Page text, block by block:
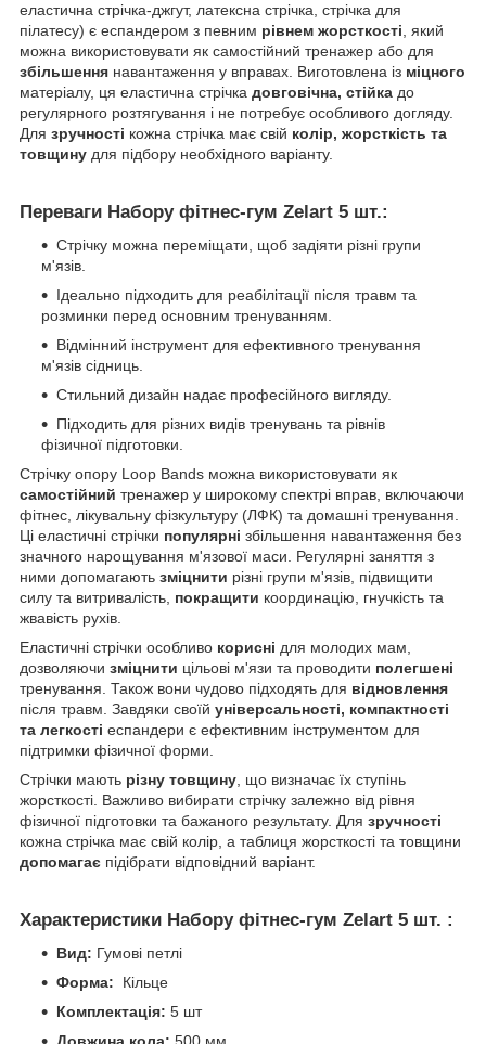
еластична стрічка-джгут, латексна стрічка, стрічка для
пілатесу) є еспандером з певним рівнем жорсткості , який
можна використовувати як самостійний тренажер або для
збільшення навантаження у вправах. Виготовлена із міцного
матеріалу, ця еластична стрічка довговічна, стійка до
регулярного розтягування і не потребує особливого догляду.
Для зручності кожна стрічка має свій колір, жорсткість та
товщину для підбору необхідного варіанту.
Переваги Набору фітнес-гум Zelart 5 шт.:
Стрічку можна переміщати, щоб задіяти різні групи
м'язів.
Ідеально підходить для реабілітації після травм та
розминки перед основним тренуванням.
Відмінний інструмент для ефективного тренування
м'язів сідниць.
Стильний дизайн надає професійного вигляду.
Підходить для різних видів тренувань та рівнів
фізичної підготовки.
Стрічку опору Loop Bands можна використовувати як
самостійний тренажер у широкому спектрі вправ, включаючи
фітнес, лікувальну фізкультуру (ЛФК) та домашні тренування.
Ці еластичні стрічки популярні збільшення навантаження без
значного нарощування м'язової маси. Регулярні заняття з
ними допомагають зміцнити різні групи м'язів, підвищити
силу та витривалість, покращити координацію, гнучкість та
жвавість рухів.
Еластичні стрічки особливо корисні для молодих мам,
дозволяючи зміцнити цільові м'язи та проводити полегшені
тренування. Також вони чудово підходять для відновлення
після травм. Завдяки своїй універсальності, компактності
та легкості еспандери є ефективним інструментом для
підтримки фізичної форми.
Стрічки мають різну товщину , що визначає їх ступінь
жорсткості. Важливо вибирати стрічку залежно від рівня
фізичної підготовки та бажаного результату. Для зручності
кожна стрічка має свій колір, а таблиця жорсткості та товщини
допомагає підібрати відповідний варіант.
Характеристики Набору фітнес-гум Zelart 5 шт. :
Вид: Гумові петлі
Форма:
Кільце
Комплектація: 5 шт
Довжина кола: 500 мм